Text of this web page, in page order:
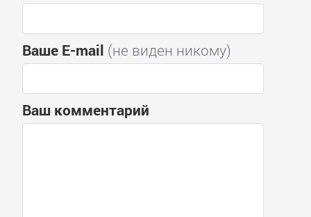
Ваше E-mail (не виден никому)
Ваш комментарий